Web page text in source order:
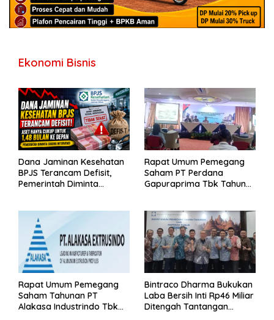
Ekonomi Bisnis
Dana Jaminan Kesehatan
BPJS Terancam Defisit,
Pemerintah Diminta
Rapat Umum Pemegang
Saham PT Perdana
Gapuraprima Tbk Tahun
Rapat Umum Pemegang
Saham Tahunan PT
Alakasa Industrindo Tbk
Bintraco Dharma Bukukan
Laba Bersih Inti Rp46 Miliar
Ditengah Tantangan